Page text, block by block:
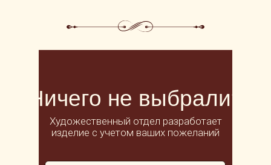
Художественный отдел разработает
изделие с учетом ваших пожеланий
Ничего не выбрали?